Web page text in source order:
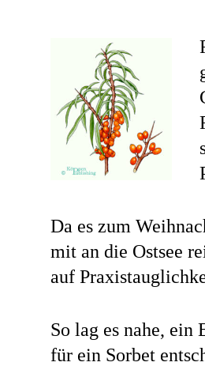
Da es zum
mit an die Ostsee
auf
So lag es nahe, ein
für ein Sorbet